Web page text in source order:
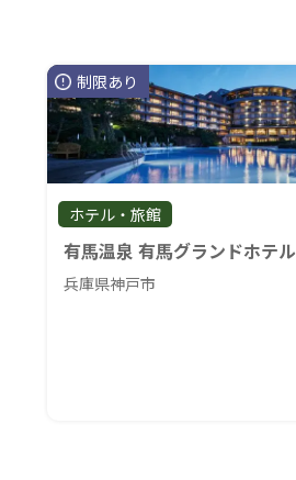
制限あり
ホテル・旅館
有馬温泉 有馬グランドホテル
兵庫県神戸市